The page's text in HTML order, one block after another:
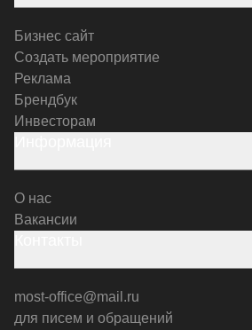
Бизнес сайт
Создать мероприятие
Реклама
Брендбук
Инвесторам
О нас
Вакансии
most-office@mail.ru
для писем и обращений